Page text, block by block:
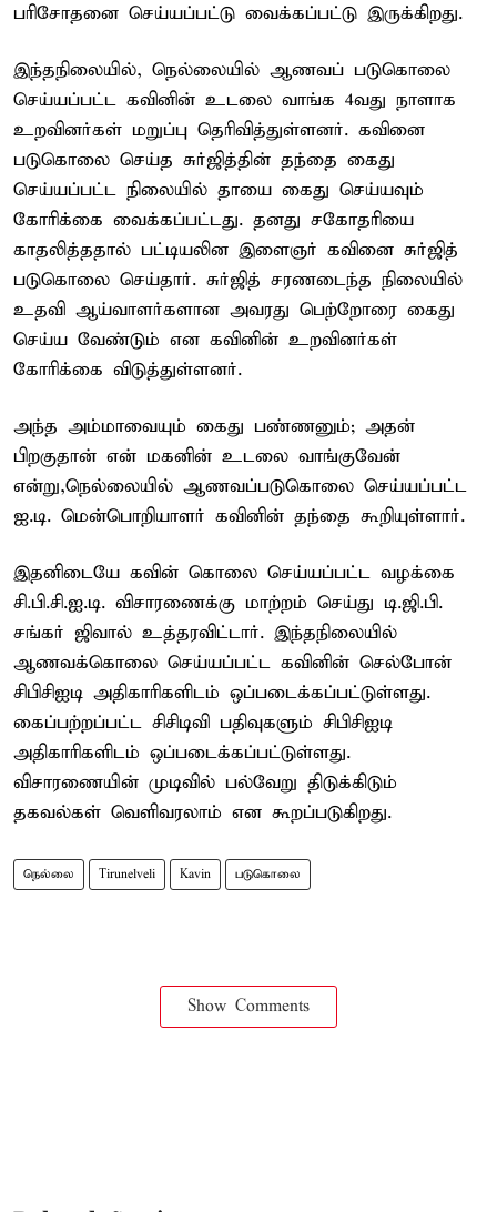
பரிசோதனை செய்யப்பட்டு வைக்கப்பட்டு இருக்கிறது.
இந்தநிலையில், நெல்லையில் ஆணவப் படுகொலை
செய்யப்பட்ட கவினின் உடலை வாங்க 4வது நாளாக
உறவினர்கள் மறுப்பு தெரிவித்துள்ளனர். கவினை
படுகொலை செய்த சுர்ஜித்தின் தந்தை கைது
செய்யப்பட்ட நிலையில் தாயை கைது செய்யவும்
கோரிக்கை வைக்கப்பட்டது. தனது சகோதரியை
காதலித்ததால் பட்டியலின இளைஞர் கவினை சுர்ஜித்
படுகொலை செய்தார். சுர்ஜித் சரணடைந்த நிலையில்
உதவி ஆய்வாளர்களான அவரது பெற்றோரை கைது
செய்ய வேண்டும் என கவினின் உறவினர்கள்
கோரிக்கை விடுத்துள்ளனர்.
அந்த அம்மாவையும் கைது பண்ணனும்; அதன்
பிறகுதான் என் மகனின் உடலை வாங்குவேன்
என்று,நெல்லையில் ஆணவப்படுகொலை செய்யப்பட்ட
ஐ.டி. மென்பொறியாளர் கவினின் தந்தை கூறியுள்ளார்.
இதனிடையே கவின் கொலை செய்யப்பட்ட வழக்கை
சி.பி.சி.ஐ.டி. விசாரணைக்கு மாற்றம் செய்து டி.ஜி.பி.
சங்கர் ஜிவால் உத்தரவிட்டார். இந்தநிலையில்
ஆணவக்கொலை செய்யப்பட்ட கவினின் செல்போன்
சிபிசிஐடி அதிகாரிகளிடம் ஒப்படைக்கப்பட்டுள்ளது.
கைப்பற்றப்பட்ட சிசிடிவி பதிவுகளும் சிபிசிஐடி
அதிகாரிகளிடம் ஒப்படைக்கப்பட்டுள்ளது.
விசாரணையின் முடிவில் பல்வேறு திடுக்கிடும்
தகவல்கள் வெளிவரலாம் என கூறப்படுகிறது.
நெல்லை Tirunelveli Kavin படுகொலை
Show Comments